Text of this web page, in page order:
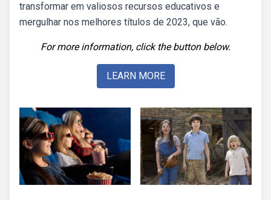
transformar em valiosos recursos educativos e
mergulhar nos melhores títulos de 2023, que vão.
For more information, click the button below.
LEARN MORE